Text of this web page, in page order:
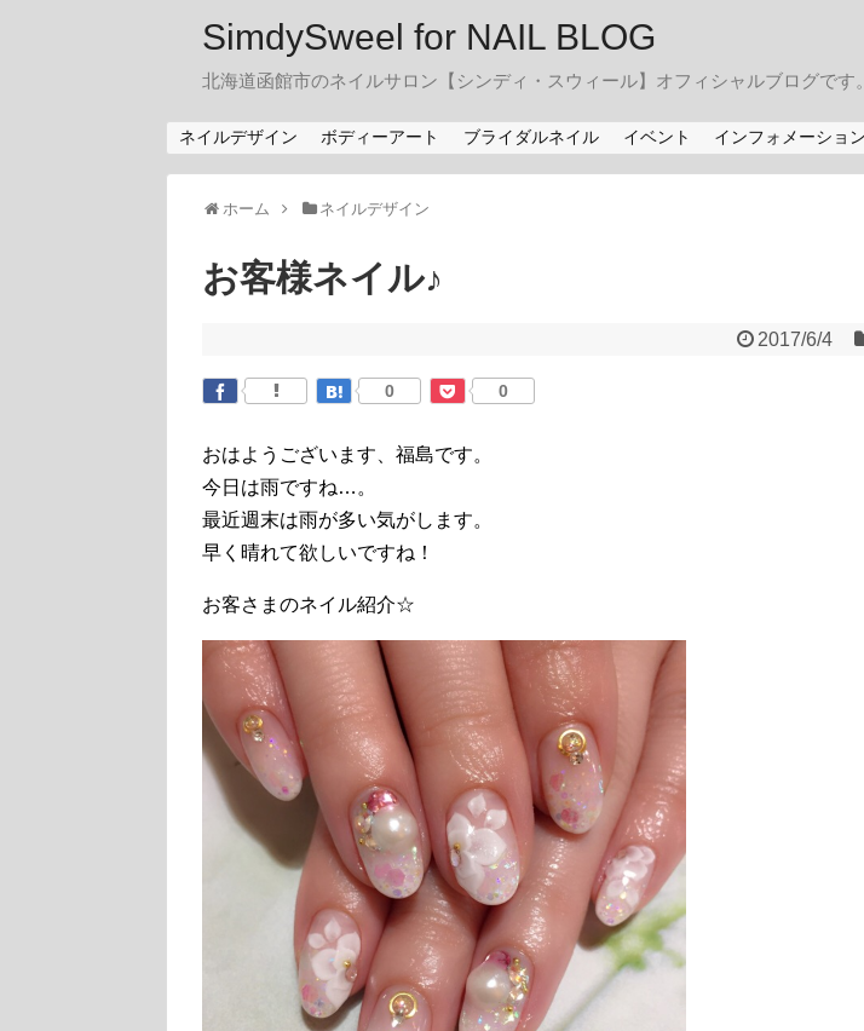
SimdySweel for NAIL BLOG
北海道函館市のネイルサロン【シンディ・スウィール】オフィシャルブログで
ネイルデザイン ボディーアート ブライダルネイル イベント インフォメーション
ホーム ネイルデザイン
お客様ネイル♪
2017/6/4
0 0
おはようございます、福島です。
今日は雨ですね…。
最近週末は雨が多い気がします。
早く晴れて欲しいですね！
お客さまのネイル紹介☆